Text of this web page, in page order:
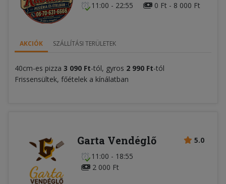
11:00 - 22:55 0 Ft - 8 000 Ft
AKCIÓK SZÁLLÍTÁSI TERÜLETEK
40cm-es pizza 3 090 Ft-tól, gyros 2 990 Ft-tól
Frissensültek, főételek a kínálatban
5.0
Garta Vendéglő
11:00 - 18:55
2 000 Ft